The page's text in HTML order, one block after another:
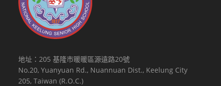
地址：205 基隆市暖暖區源遠路20號
No.20, Yuanyuan Rd., Nuannuan Dist., Keelung City
205, Taiwan (R.O.C.)